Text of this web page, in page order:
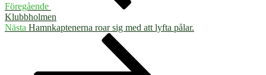
Föregående
Klubbholmen
Nästa
Nästa Hamnkaptenerna roar sig med att lyfta pålar.